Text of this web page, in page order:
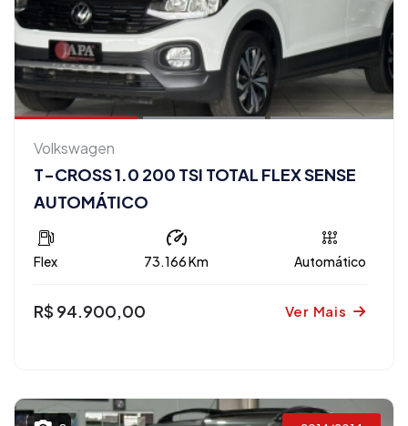
Volkswagen
T-CROSS 1.0 200 TSI TOTAL FLEX SENSE
AUTOMÁTICO
Flex 73.166 Km Automático
R$ 94.900,00 Ver Mais